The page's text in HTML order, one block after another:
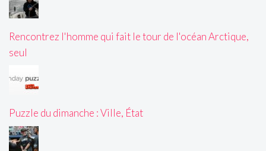
Rencontrez l'homme qui fait le tour de l'océan Arctique,
seul
Puzzle du dimanche : Ville, État